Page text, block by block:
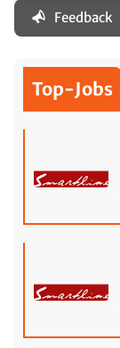
Feedback
Top-Jobs